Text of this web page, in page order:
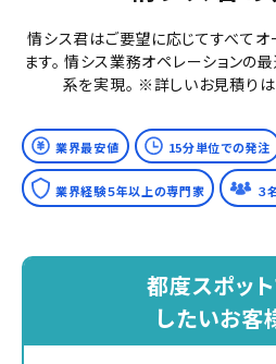
情シス君はご要望に応じてすべてオ
ます。 情シス業務オペレーションの
系を実現。 ※詳しいお見積り
業界最安値 15分単位での発注
業界経験５年以上の専門家 ３
都度スポッ
したいお客